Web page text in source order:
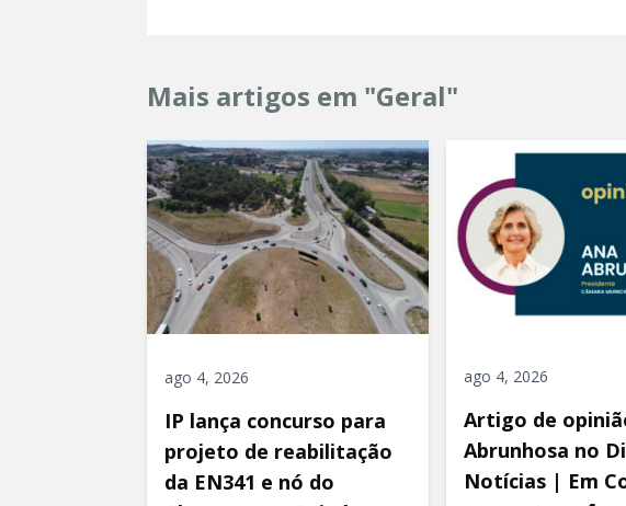
Mais artigos em "Geral"
ago 4, 2026
IP lança concurso para
projeto de reabilitação
da EN341 e nó do
ago 4, 2026
Artigo de
Abrunhosa no
Notícias | Em